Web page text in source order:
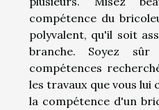
compétence du
polyvalent, qu'il soit
branche. Soyez
compétences
les travaux que vous
la compétence d'un